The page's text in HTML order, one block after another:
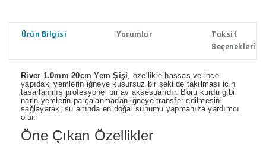
Ürün Bilgisi Yorumlar
Taksit
Seçenekleri
River 1.0mm 20cm Yem Şişi , özellikle hassas ve ince
yapıdaki yemlerin iğneye kusursuz bir şekilde takılması için
tasarlanmış profesyonel bir av aksesuarıdır. Boru kurdu gibi
narin yemlerin parçalanmadan iğneye transfer edilmesini
sağlayarak, su altında en doğal sunumu yapmanıza yardımcı
olur.
Öne Çıkan Özellikler